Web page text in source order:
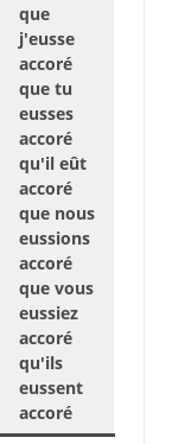
que
j'eusse
accoré
que tu
eusses
accoré
qu'il eût
accoré
que nous
eussions
accoré
que vous
eussiez
accoré
qu'ils
eussent
accoré